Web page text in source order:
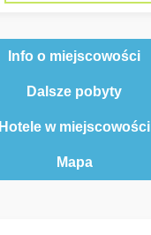
Info o miejscowości
Dalsze pobyty
Hotele w miejscowości
Mapa